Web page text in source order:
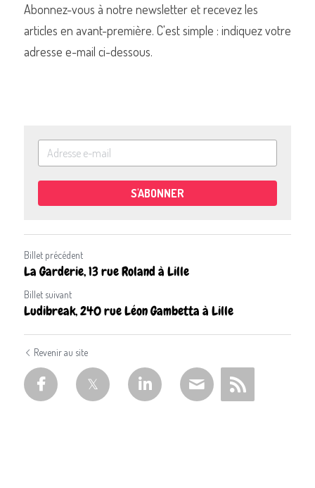
Abonnez-vous à notre newsletter et recevez les
articles en avant-première. C'est simple : indiquez votre
adresse e-mail ci-dessous.
S'ABONNER
Billet précédent
La Garderie, 13 rue Roland à Lille
Billet suivant
Ludibreak, 240 rue Léon Gambetta à Lille
Revenir au site